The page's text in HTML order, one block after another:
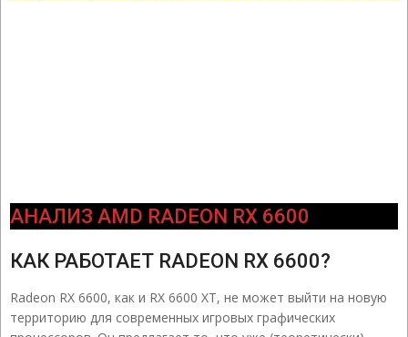
АНАЛИЗ AMD RADEON RX 6600
КАК РАБОТАЕТ RADEON RX 6600?
Radeon RX 6600, как и RX 6600 XT, не может выйти на новую
территорию для современных игровых графических